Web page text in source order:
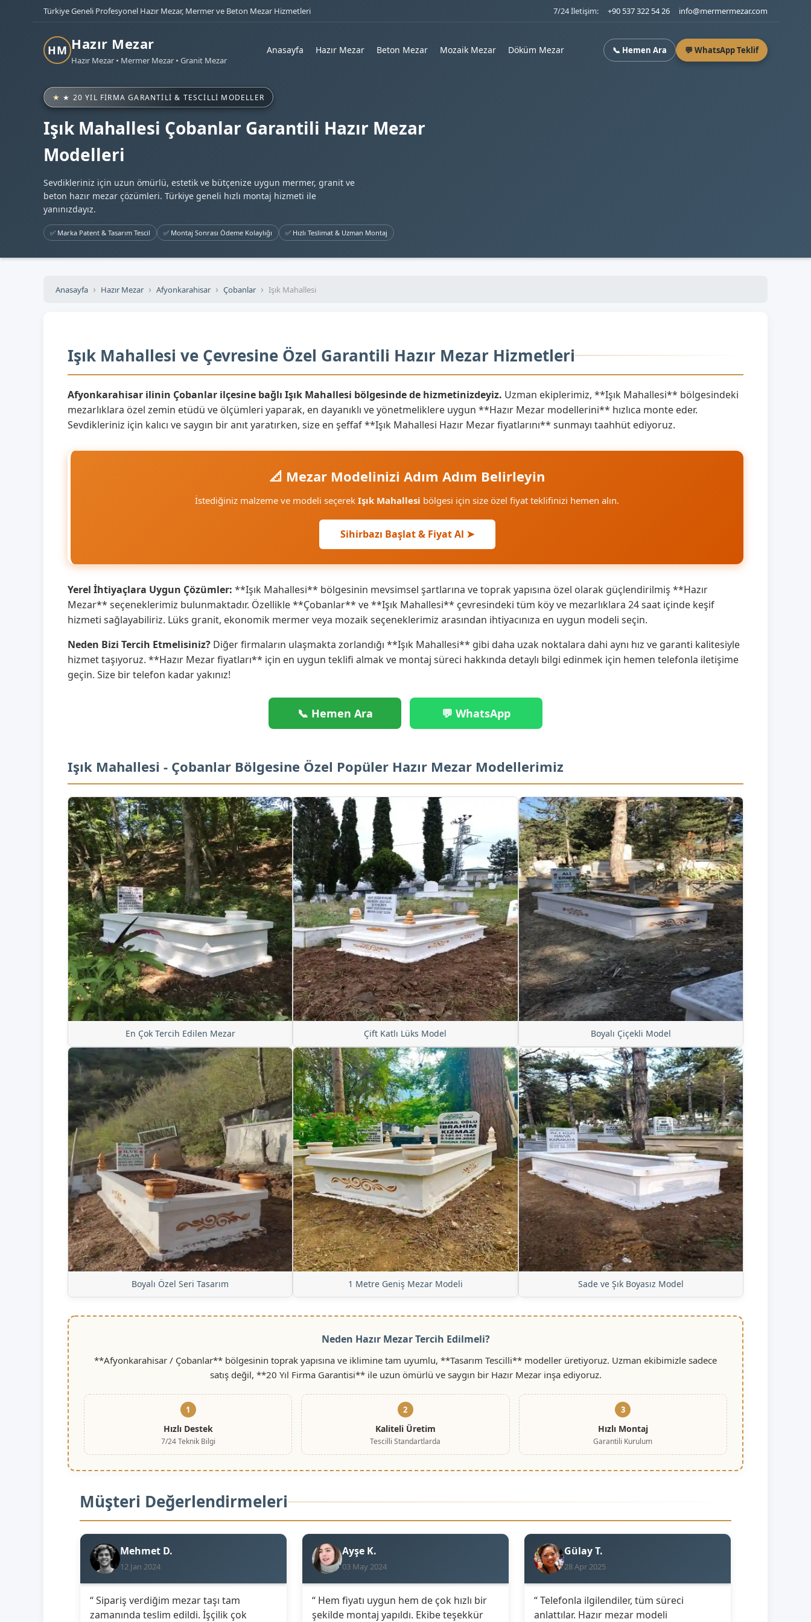
Türkiye Geneli Profesyonel Hazır Mezar, Mermer ve Beton Mezar Hizmetleri 7/24 İletişim: +90 537 322 54 26 info@mermermezar.com
HM Hazır Mezar
Hazır Mezar • Mermer Mezar • Granit Mezar
Anasayfa Hazır Mezar Beton Mezar Mozaik Mezar Döküm Mezar 📞 Hemen Ara 💬 WhatsApp Teklif
★ 20 YIL FIRMA GARANTILI & TESCILLI MODELLER
Işık Mahallesi Çobanlar Garantili Hazır Mezar
Modelleri
Sevdikleriniz için uzun ömürlü, estetik ve bütçenize uygun mermer, granit ve
beton hazır mezar çözümleri. Türkiye geneli hızlı montaj hizmeti ile
yanınızdayız.
✅ Marka Patent & Tasarım Tescil ✅ Montaj Sonrası Ödeme Kolaylığı ✅ Hızlı Teslimat & Uzman Montaj
Anasayfa Hazır Mezar Afyonkarahisar Çobanlar Işık Mahallesi
Işık Mahallesi ve Çevresine Özel Garantili Hazır Mezar Hizmetleri
Afyonkarahisar ilinin Çobanlar ilçesine bağlı Işık Mahallesi bölgesinde de hizmetinizdeyiz. Uzman ekiplerimiz, **Işık Mahallesi** bölgesindeki
mezarlıklara özel zemin etüdü ve ölçümleri yaparak, en dayanıklı ve yönetmeliklere uygun **Hazır Mezar modellerini** hızlıca monte eder.
Sevdikleriniz için kalıcı ve saygın bir anıt yaratırken, size en şeffaf **Işık Mahallesi Hazır Mezar fiyatlarını** sunmayı taahhüt ediyoruz.
📐 Mezar Modelinizi Adım Adım Belirleyin
İstediğiniz malzeme ve modeli seçerek Işık Mahallesi bölgesi için size özel fiyat teklifinizi hemen alın.
Sihirbazı Başlat & Fiyat Al ➤
Yerel İhtiyaçlara Uygun Çözümler: **Işık Mahallesi** bölgesinin mevsimsel şartlarına ve toprak yapısına özel olarak güçlendirilmiş **Hazır
Mezar** seçeneklerimiz bulunmaktadır. Özellikle **Çobanlar** ve **Işık Mahallesi** çevresindeki tüm köy ve mezarlıklara 24 saat içinde keşif
hizmeti sağlayabiliriz. Lüks granit, ekonomik mermer veya mozaik seçeneklerimiz arasından ihtiyacınıza en uygun modeli seçin.
Neden Bizi Tercih Etmelisiniz? Diğer firmaların ulaşmakta zorlandığı **Işık Mahallesi** gibi daha uzak noktalara dahi aynı hız ve garanti kalitesiyle
hizmet taşıyoruz. **Hazır Mezar fiyatları** için en uygun teklifi almak ve montaj süreci hakkında detaylı bilgi edinmek için hemen telefonla iletişime
geçin. Size bir telefon kadar yakınız!
📞 Hemen Ara 💬 WhatsApp
Işık Mahallesi - Çobanlar Bölgesine Özel Popüler Hazır Mezar Modellerimiz
En Çok Tercih Edilen Mezar Çift Katlı Lüks Model Boyalı Çiçekli Model
Boyalı Özel Seri Tasarım 1 Metre Geniş Mezar Modeli Sade ve Şık Boyasız Model
Neden Hazır Mezar Tercih Edilmeli?
**Afyonkarahisar / Çobanlar** bölgesinin toprak yapısına ve iklimine tam uyumlu, **Tasarım Tescilli** modeller üretiyoruz. Uzman ekibimizle sadece
satış değil, **20 Yıl Firma Garantisi** ile uzun ömürlü ve saygın bir Hazır Mezar inşa ediyoruz.
1
Hızlı Destek
7/24 Teknik Bilgi
2
Kaliteli Üretim
Tescilli Standartlarda
3
Hızlı Montaj
Garantili Kurulum
Müşteri Değerlendirmeleri
Mehmet D.
12 Jan 2024
“ Sipariş verdiğim mezar taşı tam
zamanında teslim edildi. İşçilik çok
Ayşe K.
03 May 2024
“ Hem fiyatı uygun hem de çok hızlı bir
şekilde montaj yapıldı. Ekibe teşekkür
Gülay T.
28 Apr 2025
“ Telefonla ilgilendiler, tüm süreci
anlattılar. Hazır mezar modeli